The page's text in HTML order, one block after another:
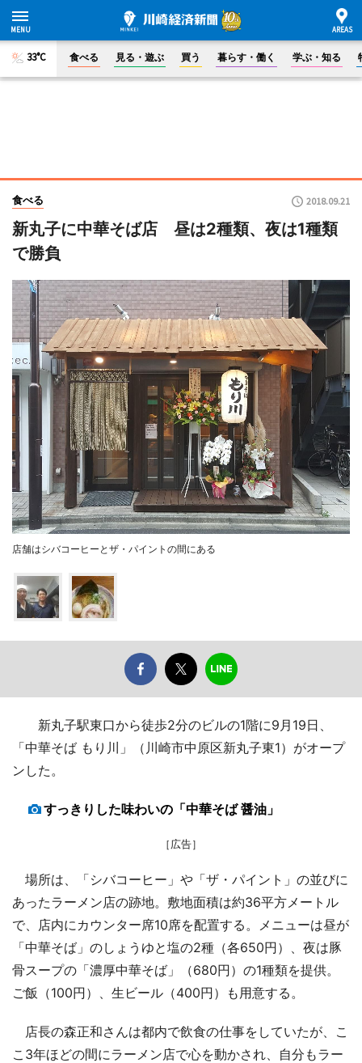
33°C 食べる 見る・遊ぶ 買う 暮らす・働く 学ぶ・知る
食べる 2018.09.21
新丸子に中華そば店 昼は2種類、夜は1種類
で勝負
店舗はシバコーヒーとザ・パイントの間にある
新丸子駅東口から徒歩2分のビルの1階に9月19日、
「中華そば もり川」（川崎市中原区新丸子東1）がオープ
ンした。
すっきりした味わいの「中華そば 醤油」
［広告］
場所は、「シバコーヒー」や「ザ・パイント」の並びに
あったラーメン店の跡地。敷地面積は約36平方メートル
で、店内にカウンター席10席を配置する。メニューは昼が
「中華そば」のしょうゆと塩の2種（各650円）、夜は豚
骨スープの「濃厚中華そば」（680円）の1種類を提供。
ご飯（100円）、生ビール（400円）も用意する。
店長の森正和さんは都内で飲食の仕事をしていたが、こ
こ3年ほどの間にラーメン店で心を動かされ、自分もラー